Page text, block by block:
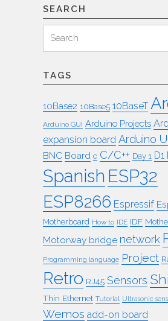
SEARCH
for:
TAGS
10Base2 10Base5 10BaseT
Arduino GUI Arduino Projects
expansion board Arduino
BNC Board c C/C++ Day 1 D1
Spanish ESP32
ESP8266 Espressif
Motherboard How to IDE IDF
Motorway bridge network
Programming language Project
Retro RJ45 Sensors
Thin Ethernet Tutorial Ultrasonic
Wemos add-on board